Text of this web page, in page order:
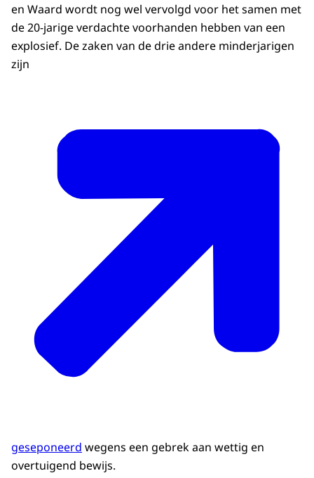
en Waard wordt nog wel vervolgd voor het samen met
de 20-jarige verdachte voorhanden hebben van een
explosief. De zaken van de drie andere minderjarigen
zijn
geseponeerd wegens een gebrek aan wettig en
overtuigend bewijs.